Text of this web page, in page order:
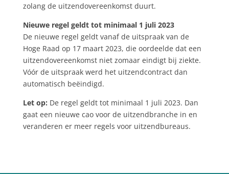
zolang de uitzendovereenkomst duurt.
Nieuwe regel geldt tot minimaal 1 juli 2023
De nieuwe regel geldt vanaf de uitspraak van de
Hoge Raad op 17 maart 2023, die oordeelde dat een
uitzendovereenkomst niet zomaar eindigt bij ziekte.
Vóór de uitspraak werd het uitzendcontract dan
automatisch beëindigd.
Let op: De regel geldt tot minimaal 1 juli 2023. Dan
gaat een nieuwe cao voor de uitzendbranche in en
veranderen er meer regels voor uitzendbureaus.